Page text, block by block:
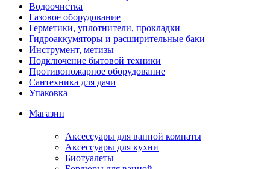
Водоочистка
Газовое оборудование
Герметики, уплотнители, прокладки
Гидроаккумяторы и расширительные баки
Инструмент, метизы
Подключение бытовой техники
Противопожарное оборудование
Сантехника для дачи
Упаковка
Магазин
Аксессуары для ванной комнаты
Аксессуары для кухни
Биотуалеты